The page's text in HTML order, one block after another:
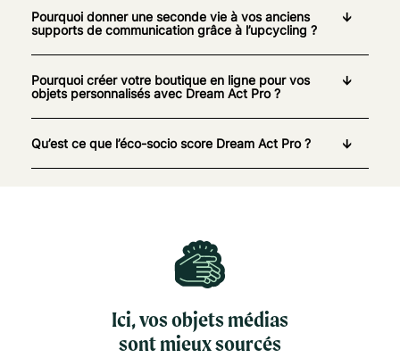
Pourquoi donner une seconde vie à vos anciens
supports de communication grâce à l’upcycling ?
Pourquoi créer votre boutique en ligne pour vos
objets personnalisés avec Dream Act Pro ?
Qu’est ce que l’éco-socio score Dream Act Pro ?
Ici, vos objets médias
sont mieux sourcés